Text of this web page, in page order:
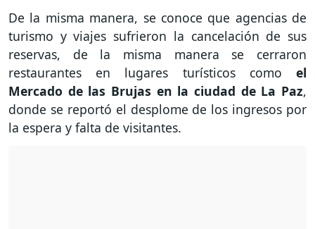
De la misma manera, se conoce que agencias de
turismo y viajes sufrieron la cancelación de sus
reservas, de la misma manera se cerraron
restaurantes en lugares turísticos como el
Mercado de las Brujas en la ciudad de La Paz,
donde se reportó el desplome de los ingresos por
la espera y falta de visitantes.